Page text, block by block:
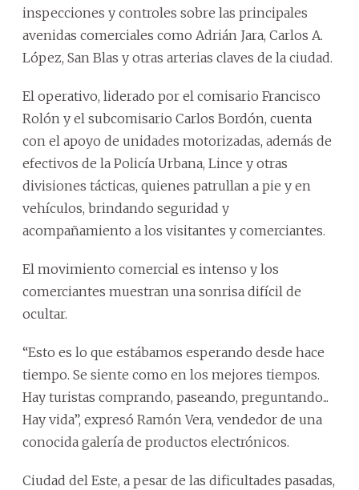
inspecciones y controles sobre las principales
avenidas comerciales como Adrián Jara, Carlos A.
López, San Blas y otras arterias claves de la ciudad.
El operativo, liderado por el comisario Francisco
Rolón y el subcomisario Carlos Bordón, cuenta
con el apoyo de unidades motorizadas, además de
efectivos de la Policía Urbana, Lince y otras
divisiones tácticas, quienes patrullan a pie y en
vehículos, brindando seguridad y
acompañamiento a los visitantes y comerciantes.
El movimiento comercial es intenso y los
comerciantes muestran una sonrisa difícil de
ocultar.
“Esto es lo que estábamos esperando desde hace
tiempo. Se siente como en los mejores tiempos.
Hay turistas comprando, paseando, preguntando...
Hay vida”, expresó Ramón Vera, vendedor de una
conocida galería de productos electrónicos.
Ciudad del Este, a pesar de las dificultades pasadas,